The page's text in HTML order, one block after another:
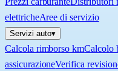
elettricheAree di servizio
Servizi auto▾
Calcola rimborso kmCalcolo
assicurazioneVerifica